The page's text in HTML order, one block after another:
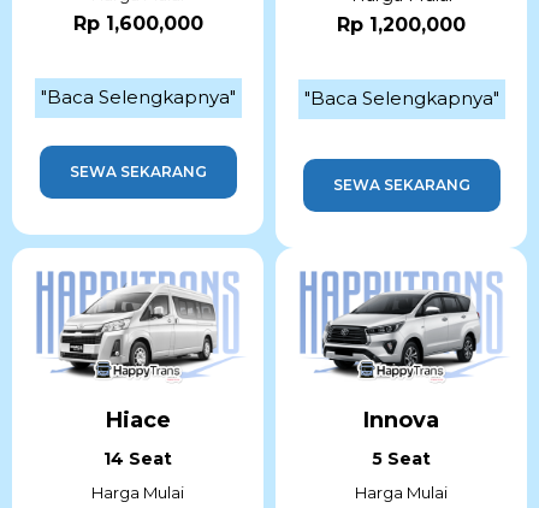
Rp 1,600,000
"Baca Selengkapnya"
SEWA SEKARANG
Rp 1,200,000
"Baca Selengkapnya"
SEWA SEKARANG
Hiace
14 Seat
Harga Mulai
Innova
5 Seat
Harga Mulai